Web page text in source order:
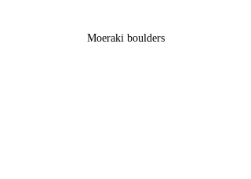
Moeraki boulders